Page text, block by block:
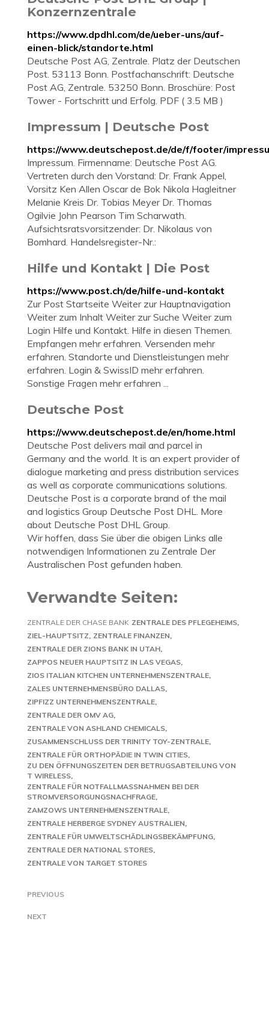
Konzernzentrale
https://www.dpdhl.com/de/ueber-uns/auf-
einen-blick/standorte.html
Deutsche Post AG, Zentrale. Platz der Deutschen
Post. 53113 Bonn. Postfachanschrift: Deutsche
Post AG, Zentrale. 53250 Bonn. Broschüre: Post
Tower - Fortschritt und Erfolg. PDF ( 3.5 MB )
Impressum | Deutsche Post
https://www.deutschepost.de/de/f/footer/
Impressum. Firmenname: Deutsche Post AG.
Vertreten durch den Vorstand: Dr. Frank Appel,
Vorsitz Ken Allen Oscar de Bok Nikola Hagleitner
Melanie Kreis Dr. Tobias Meyer Dr. Thomas
Ogilvie John Pearson Tim Scharwath.
Aufsichtsratsvorsitzender: Dr. Nikolaus von
Bomhard. Handelsregister-Nr.:
Hilfe und Kontakt | Die Post
https://www.post.ch/de/hilfe-und-kontakt
Zur Post Startseite Weiter zur Hauptnavigation
Weiter zum Inhalt Weiter zur Suche Weiter zum
Login Hilfe und Kontakt. Hilfe in diesen Themen.
Empfangen mehr erfahren. Versenden mehr
erfahren. Standorte und Dienstleistungen mehr
erfahren. Login & SwissID mehr erfahren.
Sonstige Fragen mehr erfahren ...
Deutsche Post
https://www.deutschepost.de/en/home.html
Deutsche Post delivers mail and parcel in
Germany and the world. It is an expert provider of
dialogue marketing and press distribution services
as well as corporate communications solutions.
Deutsche Post is a corporate brand of the mail
and logistics Group Deutsche Post DHL. More
about Deutsche Post DHL Group.
Wir hoffen, dass Sie über die obigen Links alle
notwendigen Informationen zu Zentrale Der
Australischen Post gefunden haben.
Verwandte Seiten:
ZENTRALE DER CHASE BANK ZENTRALE DES PFLEGEHEIMS
ZIEL-HAUPTSITZ ZENTRALE FINANZEN
ZENTRALE DER ZIONS BANK IN UTAH
ZAPPOS NEUER HAUPTSITZ IN LAS VEGAS
ZIOS ITALIAN KITCHEN UNTERNEHMENSZENTRALE
ZALES UNTERNEHMENSBÜRO DALLAS
ZIPFIZZ UNTERNEHMENSZENTRALE
ZENTRALE DER OMV AG
ZENTRALE VON ASHLAND CHEMICALS
ZUSAMMENSCHLUSS DER TRINITY TOY-ZENTRALE
ZENTRALE FÜR ORTHOPÄDIE IN TWIN CITIES
ZU DEN ÖFFNUNGSZEITEN DER BETRUGSABTEILUNG VON
T WIRELESS
ZENTRALE FÜR NOTFALLMASSNAHMEN BEI DER S
TROMVERSORGUNGSNACHFRAGE
ZAMZOWS UNTERNEHMENSZENTRALE
ZENTRALE HERBERGE SYDNEY AUSTRALIEN
ZENTRALE FÜR UMWELTSCHÄDLINGSBEKÄMPFUNG
ZENTRALE DER NATIONAL STORES
ZENTRALE VON TARGET STORES
PREVIOUS
NEXT